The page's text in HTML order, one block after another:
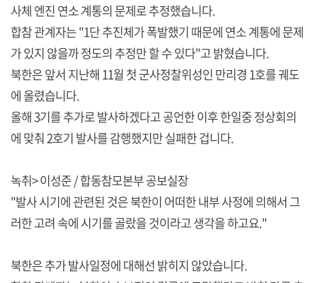
사체 엔진 연소 계통의 문제로 추정했습니다.
합참 관계자는 "1단 추진체가 폭발했기 때문에 연소 계통에 문제
가 있지 않을까 정도의 추정만 할 수 있다"고 밝혔습니다.
북한은 앞서 지난해 11월 첫 군사정찰위성인 만리경 1호를 궤도
에 올렸습니다.
올해 3기를 추가로 발사하겠다고 공언한 이후 한일중 정상회의
에 맞춰 2호기 발사를 감행했지만 실패한 겁니다.
녹취> 이성준 / 합동참모본부 공보실장
"발사 시기에 관련된 것은 북한이 어떠한 내부 사정에 의해서 그
러한 고려 속에 시기를 골랐을 것이라고 생각을 하고요."
북한은 추가 발사일정에 대해선 밝히지 않았습니다.